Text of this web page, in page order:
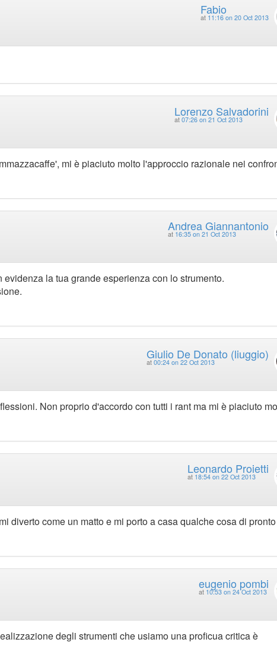
Fabio
at 11:16 on 20 Oct 2013
Lorenzo Salvadorini
at 07:26 on 21 Oct 2013
mi è piaciuto molto l'approccio razionale nei
Andrea Giannantonio
at 16:35 on 21 Oct 2013
la tua grande esperienza con lo strumento.
Giulio De Donato (liuggio)
at 00:24 on 22 Oct 2013
Non proprio d'accordo con tutti i rant ma mi è piaciuto
Leonardo Proietti
at 18:54 on 22 Oct 2013
diverto come un matto e mi porto a casa qualche cosa di
eugenio pombi
at 10:53 on 24 Oct 2013
degli strumenti che usiamo una proficua critica è